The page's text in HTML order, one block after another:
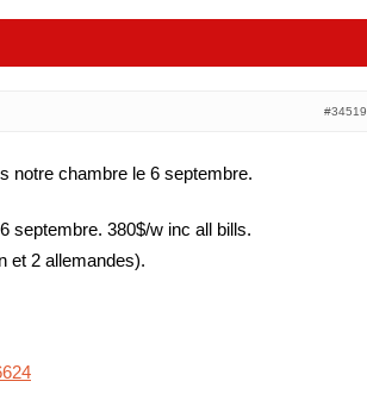
#34519
notre chambre le 6 septembre.
septembre. 380$/w inc all bills.
et 2 allemandes).